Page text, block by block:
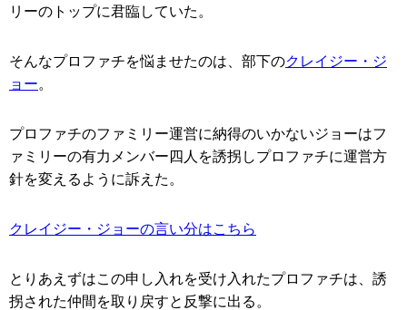
リーのトップに君臨していた。
そんなプロファチを悩ませたのは、部下のクレイジー・ジ
ョー。
プロファチのファミリー運営に納得のいかないジョーはフ
ァミリーの有力メンバー四人を誘拐しプロファチに運営方
針を変えるように訴えた。
クレイジー・ジョーの言い分はこちら
とりあえずはこの申し入れを受け入れたプロファチは、誘
拐された仲間を取り戻すと反撃に出る。